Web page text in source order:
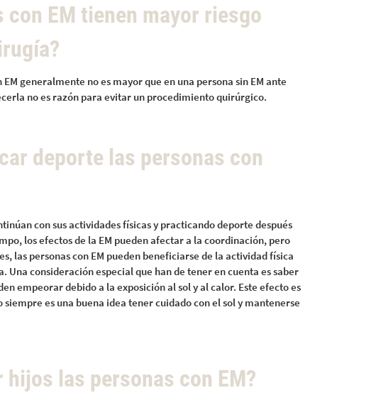
con EM tienen mayor riesgo
generalmente no es mayor que en una persona sin EM ante
no es razón para evitar un procedimiento quirúrgico.
deporte las personas con
con sus actividades físicas y practicando deporte después
los efectos de la EM pueden afectar a la coordinación, pero
las personas con EM pueden beneficiarse de la actividad física
Una consideración especial que han de tener en cuenta es saber
empeorar debido a la exposición al sol y al calor. Este efecto es
es una buena idea tener cuidado con el sol y mantenerse
hijos las personas con EM?